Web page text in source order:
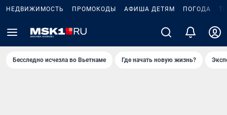
НЕДВИЖИМОСТЬ ПРОМОКОДЫ АФИША ДЕТЯМ ПОГОДА
Бесследно исчезла во Вьетнаме Где начать новую жизнь?